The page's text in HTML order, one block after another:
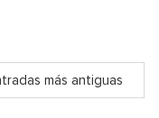
más antiguas